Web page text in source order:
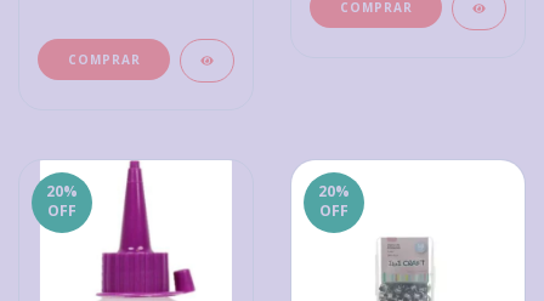
20%
OFF
20%
OFF